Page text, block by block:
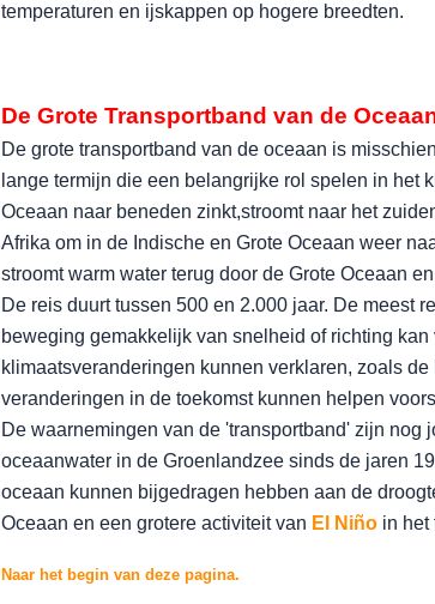
temperaturen en ijskappen op hogere breedten.
De Grote Transportband van de
De grote transportband van de oceaan is
lange termijn die een belangrijke rol spelen in het
Oceaan naar beneden zinkt,stroomt naar het
Afrika om in de Indische en Grote Oceaan weer
stroomt warm water terug door de Grote Oceaan
De reis duurt tussen 500 en 2.000 jaar. De meest
beweging gemakkelijk van snelheid of richting
klimaatsveranderingen kunnen verklaren, zoals
veranderingen in de toekomst kunnen helpen
De waarnemingen van de 'transportband' zijn nog
oceaanwater in de Groenlandzee sinds de jaren
oceaan kunnen bijgedragen hebben aan de
Oceaan en een grotere activiteit van El Niño in het
Naar het begin van deze pagina.